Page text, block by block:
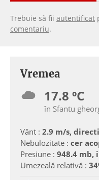
Trebuie să fii autentificat
comentariu.
Vremea
17.8 ºC
în Sfantu
Vânt : 2.9 m/s,
Nebulozitate : cer
Presiune : 948.4 mb,
Umezeală relativă :